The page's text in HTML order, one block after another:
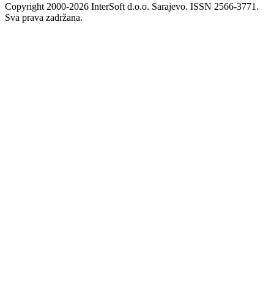
Copyright 2000-2026 InterSoft d.o.o. Sarajevo. ISSN 2566-3771.
Sva prava zadržana.